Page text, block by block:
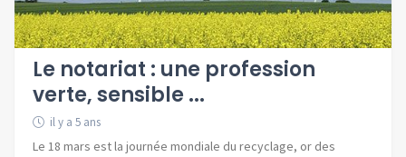
Le notariat : une profession
verte, sensible ...
il y a 5 ans
Le 18 mars est la journée mondiale du recyclage, or des